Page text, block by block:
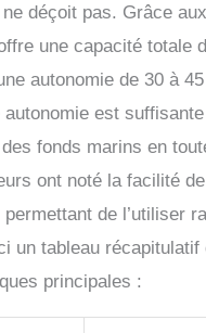
Multiples: Le
l'interface de
bouteille de
mm et la
maximale est
Psi/200Bar/
des magasins
peuvent le
ne sont pas
plongée,
l'avance si votre
plongée local
pour vous). Si
déçoit pas. Grâce
une capacité totale
autonomie de 30 à
autonomie est
fonds marins en
ont noté la facilité
de l’utiliser
un tableau récapitulatif
principales :